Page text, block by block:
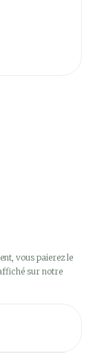
vous paierez le
sur notre